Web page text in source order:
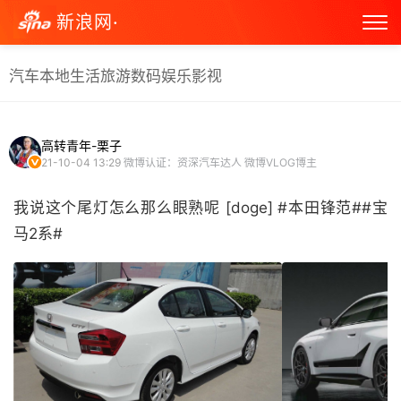
新浪网·
汽车本地生活旅游数码娱乐影视
高转青年-栗子
21-10-04 13:29 微博认证：资深汽车达人 微博VLOG博主
我说这个尾灯怎么那么眼熟呢 [doge] #本田锋范##宝
马2系# ​